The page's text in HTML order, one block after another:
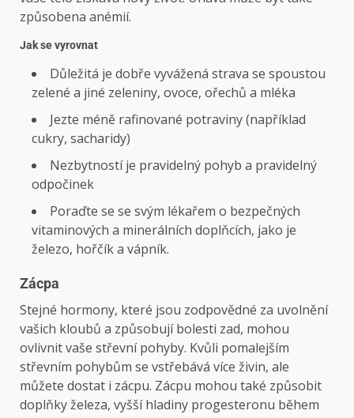
způsobena anémií.
Jak se vyrovnat
Důležitá je dobře vyvážená strava se spoustou
zelené a jiné zeleniny, ovoce, ořechů a mléka
Jezte méně rafinované potraviny (například
cukry, sacharidy)
Nezbytností je pravidelný pohyb a pravidelný
odpočinek
Poraďte se se svým lékařem o bezpečných
vitaminových a minerálních doplňcích, jako je
železo, hořčík a vápník.
Zácpa
Stejné hormony, které jsou zodpovědné za uvolnění
vašich kloubů a způsobují bolesti zad, mohou
ovlivnit vaše střevní pohyby. Kvůli pomalejším
střevním pohybům se vstřebává více živin, ale
můžete dostat i zácpu. Zácpu mohou také způsobit
doplňky železa, vyšší hladiny progesteronu během